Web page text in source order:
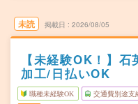
未読 掲載日 2026/08/05
【未経験OK！】
加工/日払いOK
職種未経験OK 交通費別途支